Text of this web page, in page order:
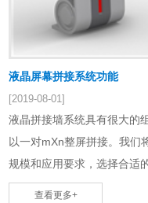
液晶屏幕拼接系统功能
[2019-08-01]
液晶拼接墙系统具有很大的
以一对mХn整屏拼接。我们
规模和应用要求，选择合适
满足系统的应用需求。我们
查看更多+